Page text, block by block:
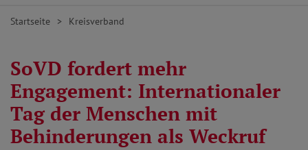
Startseite Kreisverband
SoVD fordert mehr
Engagement: Internationaler
Tag der Menschen mit
Behinderungen als Weckruf